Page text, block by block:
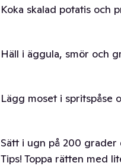
Koka skalad potatis och
Häll i äggula, smör och
Lägg moset i spritspåse
Sätt i ugn på 200
Tips! Toppa rätten med